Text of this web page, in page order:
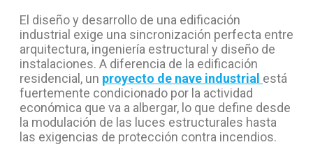
El diseño y desarrollo de una edificación
industrial exige una sincronización perfecta entre
arquitectura, ingeniería estructural y diseño de
instalaciones. A diferencia de la edificación
residencial, un proyecto de nave industrial está
fuertemente condicionado por la actividad
económica que va a albergar, lo que define desde
la modulación de las luces estructurales hasta
las exigencias de protección contra incendios.